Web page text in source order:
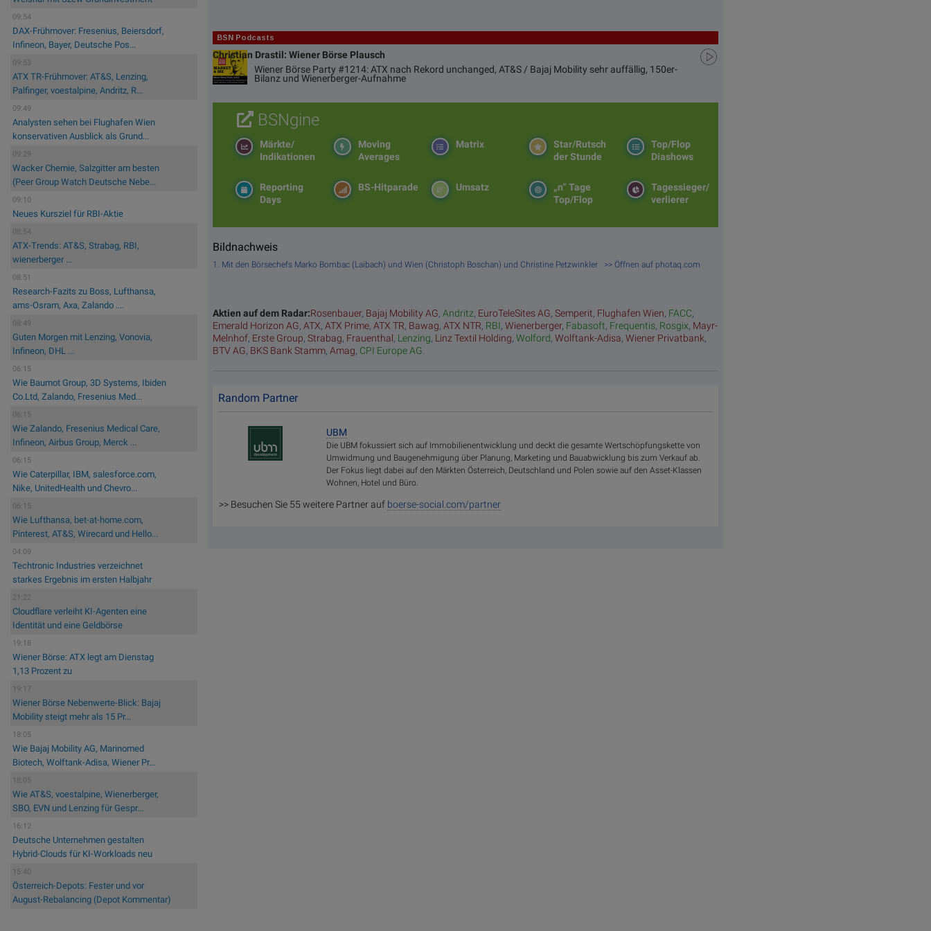
09:54
DAX-Frühmover: Fresenius, Beiersdorf,
Infineon, Bayer, Deutsche Pos...
09:53
ATX TR-Frühmover: AT&S, Lenzing,
Palfinger, voestalpine, Andritz, R...
09:49
Analysten sehen bei Flughafen Wien
konservativen Ausblick als Grund...
09:29
Wacker Chemie, Salzgitter am besten
(Peer Group Watch Deutsche Nebe...
09:10
Neues Kursziel für RBI-Aktie
08:54
ATX-Trends: AT&S, Strabag, RBI,
wienerberger ...
08:51
Research-Fazits zu Boss, Lufthansa,
ams-Osram, Axa, Zalando ....
08:49
Guten Morgen mit Lenzing, Vonovia,
Infineon, DHL ...
06:15
Wie Baumot Group, 3D Systems, Ibiden
Co.Ltd, Zalando, Fresenius Med...
06:15
Wie Zalando, Fresenius Medical Care,
Infineon, Airbus Group, Merck ...
06:15
Wie Caterpillar, IBM, salesforce.com,
Nike, UnitedHealth und Chevro...
06:15
Wie Lufthansa, bet-at-home.com,
Pinterest, AT&S, Wirecard und Hello...
04:09
Techtronic Industries verzeichnet
starkes Ergebnis im ersten Halbjahr
21:22
Cloudflare verleiht KI-Agenten eine
Identität und eine Geldbörse
19:18
Wiener Börse: ATX legt am Dienstag
1,13 Prozent zu
19:17
Wiener Börse Nebenwerte-Blick: Bajaj
Mobility steigt mehr als 15 Pr...
18:05
Wie Bajaj Mobility AG, Marinomed
Biotech, Wolftank-Adisa, Wiener Pr...
18:05
Wie AT&S, voestalpine, Wienerberger,
SBO, EVN und Lenzing für Gespr...
16:12
Deutsche Unternehmen gestalten
Hybrid-Clouds für KI-Workloads neu
15:40
Österreich-Depots: Fester und vor
August-Rebalancing (Depot Kommentar)
BSN Podcasts
Christian Drastil: Wiener Börse Plausch
Wiener Börse Party #1214: ATX nach Rekord unchanged, AT&S / Bajaj Mobility sehr auffällig, 150er-
Bilanz und Wienerberger-Aufnahme
BSNgine
Top/Flop
Diashows
Star/Rutsch
der Stunde
Matrix
Moving
Averages
Märkte/
Indikationen
Tagessieger/
verlierer
„n“ Tage
Top/Flop
Umsatz
BS-Hitparade
Reporting
Days
Bildnachweis
1. Mit den Börsechefs Marko Bombac (Laibach) und Wien (Christoph Boschan) und Christine Petzwinkler >> Öffnen auf photaq.com
Aktien auf dem Radar:Rosenbauer, Bajaj Mobility AG,Andritz, EuroTeleSites AG,Semperit, Flughafen Wien, FACC,
Emerald Horizon AG,ATX,ATX Prime,ATX TR, Bawag,ATX NTR, RBI,Wienerberger, Fabasoft, Frequentis, Rosgix, Mayr-
Melnhof, Erste Group,Strabag, Frauenthal, Lenzing, Linz Textil Holding,Wolford,Wolftank-Adisa,Wiener Privatbank,
BTV AG, BKS Bank Stamm,Amag, CPI Europe AG
Random Partner
UBM
Die UBM fokussiert sich auf Immobilienentwicklung und deckt die gesamte Wertschöpfungskette von
Umwidmung und Baugenehmigung über Planung, Marketing und Bauabwicklung bis zum Verkauf ab.
Der Fokus liegt dabei auf den Märkten Österreich, Deutschland und Polen sowie auf den Asset-Klassen
Wohnen, Hotel und Büro.
>> Besuchen Sie 55 weitere Partner auf boerse-social.com/partner